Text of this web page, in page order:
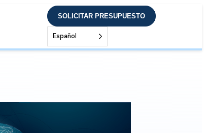
SOLICITAR PRESUPUESTO
Español